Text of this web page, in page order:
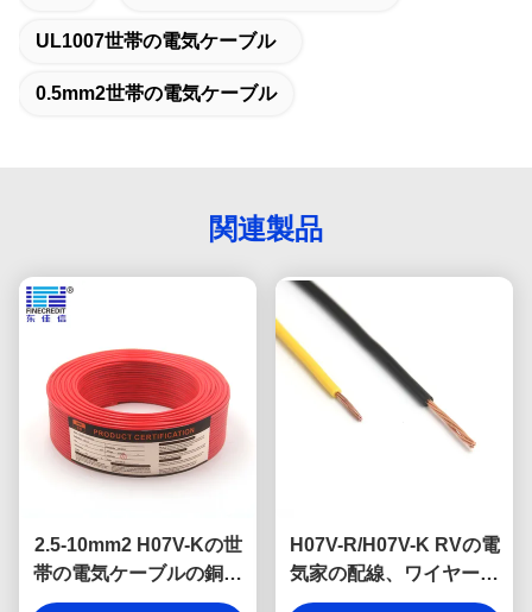
UL1007世帯の電気ケーブル
0.5mm2世帯の電気ケーブル
関連製品
2.5-10mm2 H07V-Kの世
帯の電気ケーブルの銅の
コンダクター ポリ塩化ビ
H07V-R/H07V-K RVの電
気家の配線、ワイヤーの
上の185mm2適用範囲が